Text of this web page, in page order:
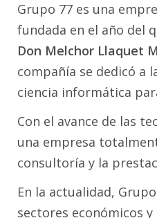
Grupo 77 es una
fundada en el año del
Don Melchor Llaquet
compañía se dedicó a
ciencia informática
Con el avance de las
una empresa
consultoría y la
En la actualidad,
sectores económicos